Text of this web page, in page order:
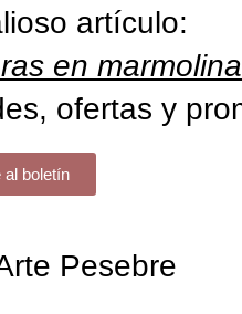
artículo:
en
ofertas y
al boletín
Pesebre